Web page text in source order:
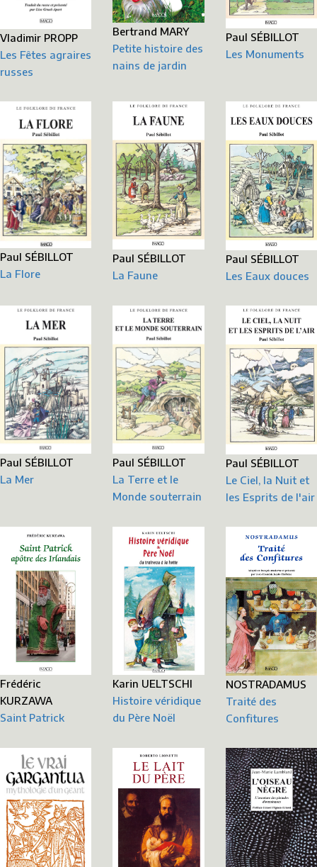
Vladimir PROPP
Les Fêtes agraires
russes
Bertrand MARY
Petite histoire des
nains de jardin
Paul SÉBILLOT
Les Monuments
Paul SÉBILLOT
La Flore
Paul SÉBILLOT
La Faune
Paul SÉBILLOT
Les Eaux douces
Paul SÉBILLOT
La Mer
Paul SÉBILLOT
La Terre et le
Monde souterrain
Paul SÉBILLOT
Le Ciel, la Nuit et
les Esprits de l'air
Frédéric
KURZAWA
Saint Patrick
Karin UELTSCHI
Histoire véridique
du Père Noël
NOSTRADAMUS
Traité des
Confitures